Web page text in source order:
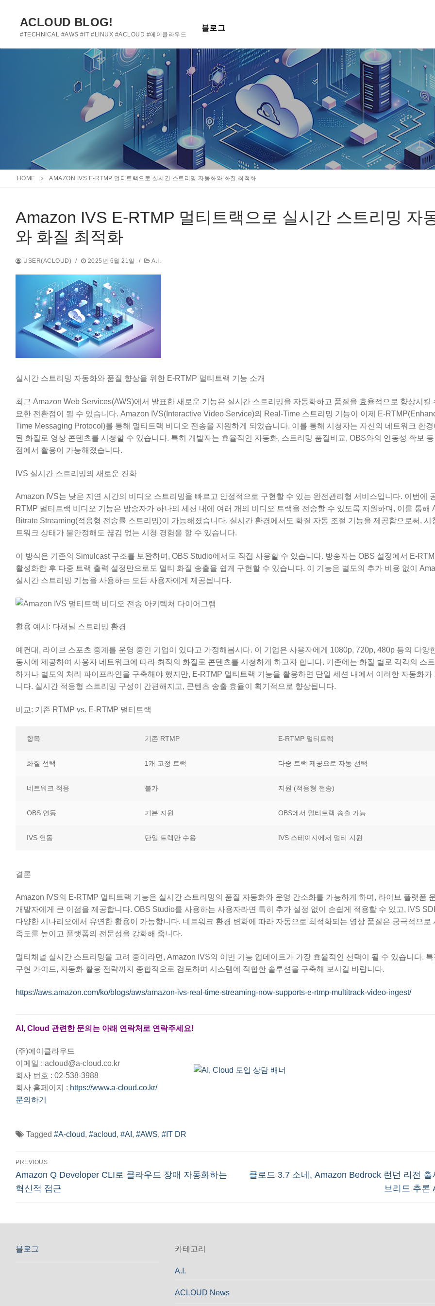
ACLOUD BLOG!
#TECHNICAL #AWS #IT #LINUX #ACLOUD #에이클라우드
블로그
검색 :
HOME AMAZON IVS E-RTMP 멀티트랙으로 실시간 스트리밍 자동화와 화질 최적화
Amazon IVS E-RTMP 멀티트랙으로 실시간 스트리밍 자
와 화질 최적화
USER(ACLOUD) / 2025년 6월 21일 / A.I.
실시간 스트리밍 자동화와 품질 향상을 위한 E-RTMP 멀티트랙 기능 소개
최근 Amazon Web Services(AWS)에서 발표한 새로운 기능은 실시간 스트리밍을 자동화하고 품질을 효율적으로 향상시킬
요한 전환점이 될 수 있습니다. Amazon IVS(Interactive Video Service)의 Real-Time 스트리밍 기능이 이제 E-
Time Messaging Protocol)를 통해 멀티트랙 비디오 전송을 지원하게 되었습니다. 이를 통해 시청자는 자신의 네트워크 환
된 화질로 영상 콘텐츠를 시청할 수 있습니다. 특히 개발자는 효율적인 자동화, 스트리밍 품질비교, OBS와의 연동성 확보
점에서 활용이 가능해졌습니다.
IVS 실시간 스트리밍의 새로운 진화
Amazon IVS는 낮은 지연 시간의 비디오 스트리밍을 빠르고 안정적으로 구현할 수 있는 완전관리형 서비스입니다. 이번에
RTMP 멀티트랙 비디오 기능은 방송자가 하나의 세션 내에 여러 개의 비디오 트랙을 전송할 수 있도록 지원하며, 이를 통해
Bitrate Streaming(적응형 전송률 스트리밍)이 가능해졌습니다. 실시간 환경에서도 화질 자동 조절 기능을 제공함으로써, 시
트워크 상태가 불안정해도 끊김 없는 시청 경험을 할 수 있습니다.
이 방식은 기존의 Simulcast 구조를 보완하며, OBS Studio에서도 직접 사용할 수 있습니다. 방송자는 OBS 설정에서 E-
활성화한 후 다중 트랙 출력 설정만으로도 멀티 화질 송출을 쉽게 구현할 수 있습니다. 이 기능은 별도의 추가 비용 없이
실시간 스트리밍 기능을 사용하는 모든 사용자에게 제공됩니다.
활용 예시: 다채널 스트리밍 환경
예컨대, 라이브 스포츠 중계를 운영 중인 기업이 있다고 가정해봅시다. 이 기업은 사용자에게 1080p, 720p, 480p 등의 다양
동시에 제공하여 사용자 네트워크에 따라 최적의 화질로 콘텐츠를 시청하게 하고자 합니다. 기존에는 화질 별로 각각의 스
하거나 별도의 처리 파이프라인을 구축해야 했지만, E-RTMP 멀티트랙 기능을 활용하면 단일 세션 내에서 이러한 자동화가
니다. 실시간 적응형 스트리밍 구성이 간편해지고, 콘텐츠 송출 효율이 획기적으로 향상됩니다.
비교: 기존 RTMP vs. E-RTMP 멀티트랙
항목 기존 RTMP E-RTMP 멀티트랙
화질 선택 1개 고정 트랙 다중 트랙 제공으로 자동 선택
네트워크 적응 불가 지원 (적응형 전송)
OBS 연동 기본 지원 OBS에서 멀티트랙 송출 가능
IVS 연동 단일 트랙만 수용 IVS 스테이지에서 멀티 지원
결론
Amazon IVS의 E-RTMP 멀티트랙 기능은 실시간 스트리밍의 품질 자동화와 운영 간소화를 가능하게 하며, 라이브 플랫폼
개발자에게 큰 이점을 제공합니다. OBS Studio를 사용하는 사용자라면 특히 추가 설정 없이 손쉽게 적용할 수 있고, IVS
다양한 시나리오에서 유연한 활용이 가능합니다. 네트워크 환경 변화에 따라 자동으로 최적화되는 영상 품질은 궁극적으로
족도를 높이고 플랫폼의 전문성을 강화해 줍니다.
멀티채널 실시간 스트리밍을 고려 중이라면, Amazon IVS의 이번 기능 업데이트가 가장 효율적인 선택이 될 수 있습니다.
구현 가이드, 자동화 활용 전략까지 종합적으로 검토하며 시스템에 적합한 솔루션을 구축해 보시길 바랍니다.
https://aws.amazon.com/ko/blogs/aws/amazon-ivs-real-time-streaming-now-supports-e-rtmp-multitrack-video-ingest/
AI, Cloud 관련한 문의는 아래 연락처로 연락주세요!
(주)에이클라우드
이메일 : acloud@a-cloud.co.kr
회사 번호 : 02-538-3988
회사 홈페이지 : https://www.a-cloud.co.kr/
문의하기
Tagged #A-cloud, #acloud, #AI , #AWS, #IT DR
글
탐
색
PREVIOUS
Previous
post:
Amazon Q Developer CLI로 클라우드 장애 자동화하는
혁신적 접근
Next
클로드 3.7 소네, Amazon Bedrock 런던 리전 출
브리드 추론
블로그 카테고리
A.I.
ACLOUD News